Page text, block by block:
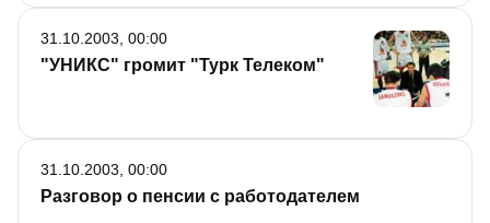
"УНИКС" громит "Турк Телеком"
31.10.2003, 00:00
Разговор о пенсии с работодателем
31.10.2003, 00:00